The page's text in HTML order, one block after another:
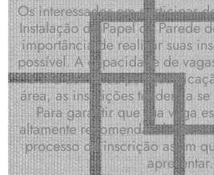
Os interessados em participar
Instalação de Papel de Parede
importância de realizar suas
possível. A capacidade de
à alta demanda por
área, as inscrições tendem a
Para garantir que sua vaga
altamente recomendável que
processo de inscrição assim
apresentar.